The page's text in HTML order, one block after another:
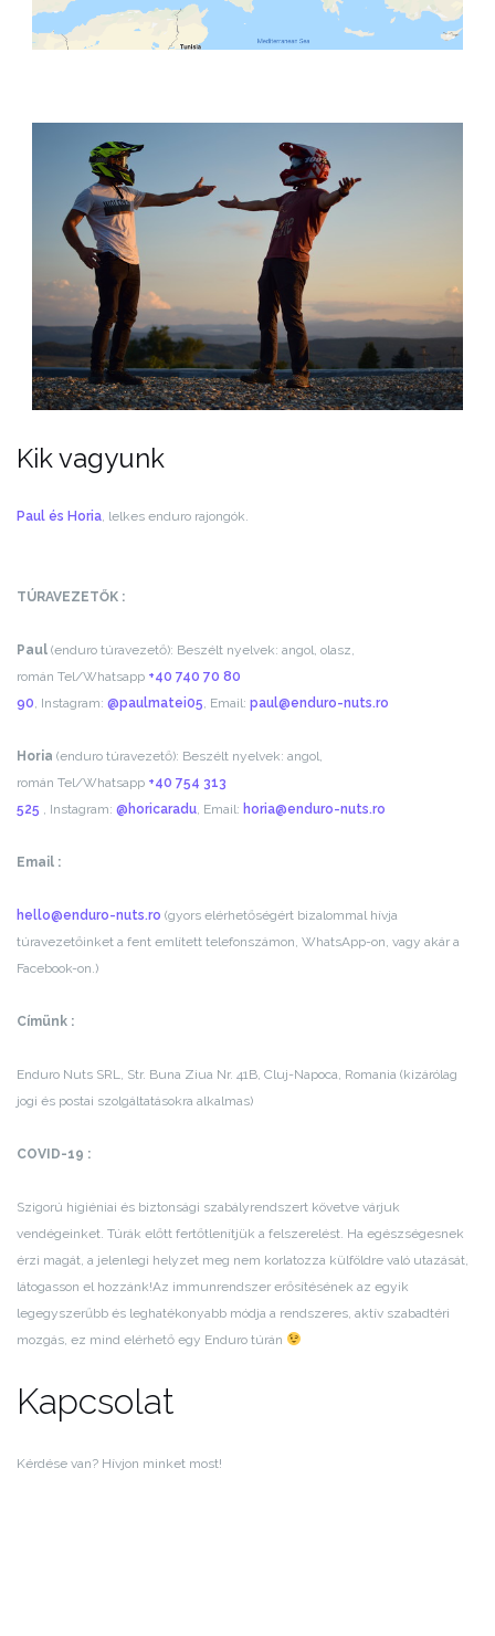
Kik vagyunk
Paul és Horia, lelkes enduro rajongók.
TÚRAVEZETŐK :
Paul (enduro túravezető): Beszélt nyelvek: angol, olasz,
román Tel/Whatsapp +40 740 70 80
90 Instagram: @paulmatei05 Email: paul@enduro-nuts.ro
Horia (enduro túravezető): Beszélt nyelvek: angol,
román Tel/Whatsapp +40 754 313
525
Instagram: @horicaradu Email: horia@enduro-nuts.ro
Email :
hello@enduro-nuts.ro (gyors elérhetőségért bizalommal hívja
túravezetőinket a fent említett telefonszámon, WhatsApp-on, vagy akár a
Facebook-on.)
Címünk :
Enduro Nuts SRL, Str. Buna Ziua Nr. 41B, Cluj-Napoca, Romania (kizárólag
jogi és postai szolgáltatásokra alkalmas)
COVID-19 :
Szigorú higiéniai és biztonsági szabályrendszert követve várjuk
vendégeinket. Túrák előtt fertőtlenítjük a felszerelést. Ha egészségesnek
érzi magát, a jelenlegi helyzet meg nem korlatozza külföldre való utazását,
látogasson el hozzánk!Az immunrendszer erősítésének az egyik
legegyszerűbb és leghatékonyabb módja a rendszeres, aktív szabadtéri
mozgás, ez mind elérhető egy Enduro túrán
Kapcsolat
Kérdése van? Hívjon minket most!